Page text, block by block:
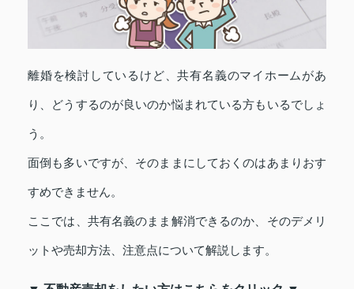
離婚を検討しているけど、共有名義のマイホームがあ
り、どうするのが良いのか悩まれている方もいるでしょ
う。
面倒も多いですが、そのままにしておくのはあまりおす
すめできません。
ここでは、共有名義のまま解消できるのか、そのデメリ
ットや売却方法、注意点について解説します。